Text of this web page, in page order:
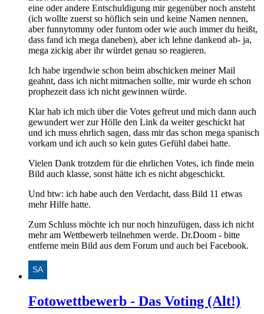
eine oder andere Entschuldigung mir gegenüber noch ansteht
(ich wollte zuerst so höflich sein und keine Namen nennen,
aber funnytommy oder funtom oder wie auch immer du heißt,
dass fand ich mega daneben), aber ich lehne dankend ab- ja,
mega zickig aber ihr würdet genau so reagieren.
Ich habe irgendwie schon beim abschicken meiner Mail
geahnt, dass ich nicht mitmachen sollte, mir wurde eh schon
prophezeit dass ich nicht gewinnen würde.
Klar hab ich mich über die Votes gefreut und mich dann auch
gewundert wer zur Hölle den Link da weiter geschickt hat
und ich muss ehrlich sagen, dass mir das schon mega spanisch
vorkam und ich auch so kein gutes Gefühl dabei hatte.
Vielen Dank trotzdem für die ehrlichen Votes, ich finde mein
Bild auch klasse, sonst hätte ich es nicht abgeschickt.
Und btw: ich habe auch den Verdacht, dass Bild 11 etwas
mehr Hilfe hatte.
Zum Schluss möchte ich nur noch hinzufügen, dass ich nicht
mehr am Wettbewerb teilnehmen werde. Dr.Doom - bitte
entferne mein Bild aus dem Forum und auch bei Facebook.
Fotowettbewerb - Das Voting (Alt!)